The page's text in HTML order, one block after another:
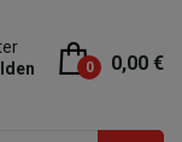
0 0,00 €